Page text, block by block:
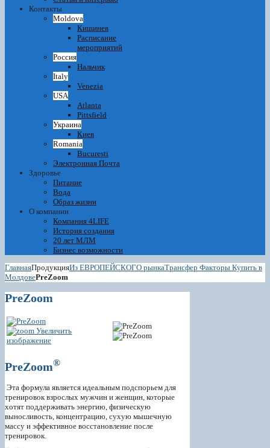
Контакты
Moldova
Кишинев
Расписание
мероприятий
Россия
Нальчик
Italy
Venezia
USA
Atlanta
Pittsfield
Украина
Киев
Romania
Bucuresti
Электронная Почта
Здоровье
Питание
Вода
Образ жизни
О компании
Компания 4LIFE
История создания
20 лет МЛМ
Бизнес возможности
ГлавнаяПродукцияИз ЕВРОПЕЙСКОГО рынкаТрансфер Факторы Купить в
МолдовеPreZoom
PreZoom
Увеличить
изображение
PreZoom®
Эта формула является идеальным подспорьем для
тренировок взрослых мужчин и женщин, которые
хотят поддерживать энергию, физическую
выносливость, концентрацию, сухую мышечную
массу и эффективное восстановление после
тренировок.